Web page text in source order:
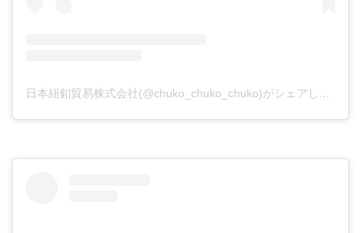
日本紐釦貿易株式会社(@chuko_chuko_chuko)がシェアした投稿